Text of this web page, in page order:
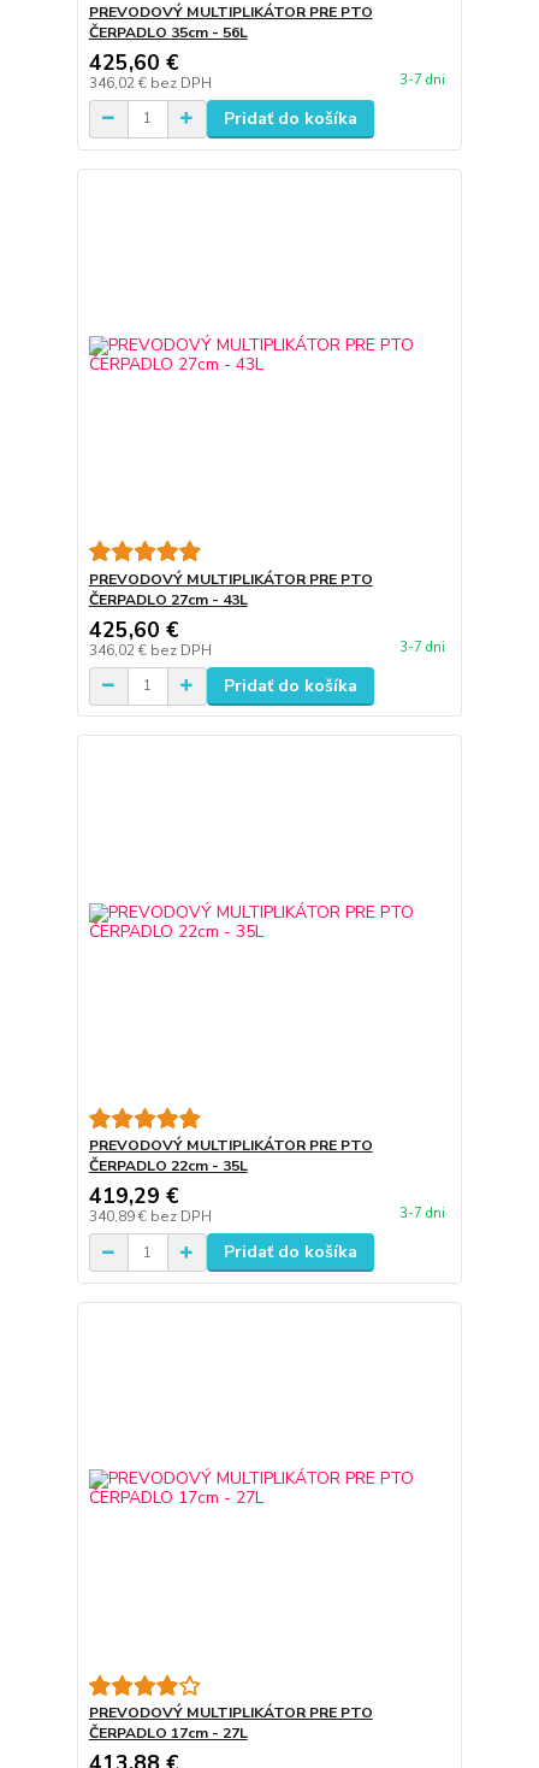
PREVODOVÝ MULTIPLIKÁTOR PRE PTO
ČERPADLO 35cm - 56L
425,60 €
346,02 € bez DPH 3-7 dni
Pridať do košíka
PREVODOVÝ MULTIPLIKÁTOR PRE PTO
ČERPADLO 27cm - 43L
425,60 €
346,02 € bez DPH 3-7 dni
Pridať do košíka
PREVODOVÝ MULTIPLIKÁTOR PRE PTO
ČERPADLO 22cm - 35L
419,29 €
340,89 € bez DPH 3-7 dni
Pridať do košíka
PREVODOVÝ MULTIPLIKÁTOR PRE PTO
ČERPADLO 17cm - 27L